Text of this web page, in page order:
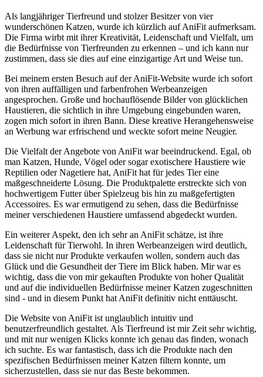
Als langjähriger ​Tierfreund und stolzer ‍Besitzer von vier
wunderschönen ⁤Katzen, ⁣wurde ich ⁣kürzlich auf‌ AniFit aufmerksam.‍
Die Firma wirbt mit ​ihrer Kreativität, Leidenschaft​ und​ Vielfalt,‍ um
⁣die Bedürfnisse von Tierfreunden zu‍ erkennen – und ich kann nur
zustimmen, ​dass ‌sie ⁣dies auf eine einzigartige Art und⁤ Weise tun.
Bei meinem⁢ ersten Besuch auf⁤ der AniFit-Website wurde ich ‍sofort
von ihren auffälligen und farbenfrohen‍ Werbeanzeigen⁤
angesprochen. Große und hochauflösende Bilder von glücklichen
⁤Haustieren, die ‌sichtlich ​in‍ ihre Umgebung⁢ eingebunden waren,
⁢zogen‌ mich sofort​ in ihren Bann.⁢ Diese kreative Herangehensweise⁤
an‌ Werbung war ⁤erfrischend und weckte⁣ sofort meine Neugier.
Die Vielfalt der Angebote von‍ AniFit war ‍beeindruckend. Egal, ob
man Katzen, Hunde, Vögel⁣ oder sogar exotischere Haustiere wie⁤
Reptilien oder ⁣Nagetiere hat, AniFit hat ⁣für ⁣jedes‌ Tier‌ eine
maßgeschneiderte ​Lösung. ⁣Die⁣ Produktpalette erstreckte sich⁢ von
hochwertigem ⁤Futter⁢ über ⁣Spielzeug bis ⁤hin zu maßgefertigten
Accessoires. Es war ‍ermutigend⁤ zu sehen,​ dass die Bedürfnisse
meiner verschiedenen Haustiere umfassend abgedeckt ​wurden.
Ein⁢ weiterer Aspekt, den ich sehr an ⁣AniFit‍ schätze, ist ​ihre‌
Leidenschaft für Tierwohl.⁤ In ihren Werbeanzeigen wird deutlich,⁣
dass ​sie nicht nur Produkte verkaufen wollen, sondern auch​ das
Glück und die Gesundheit der Tiere im Blick haben. Mir war es
wichtig, dass die von ​mir ⁤gekauften Produkte von hoher Qualität
⁢und‌ auf ⁢die individuellen Bedürfnisse meiner Katzen zugeschnitten ​
sind -‍ und in diesem Punkt hat‍ AniFit definitiv ‍nicht enttäuscht.
Die Website​ von AniFit ​ist unglaublich⁢ intuitiv‍ und ​
benutzerfreundlich gestaltet. ⁣Als Tierfreund ist mir‍ Zeit⁣ sehr ⁢wichtig,‍
und mit nur wenigen ⁣Klicks konnte ich genau ⁣das⁣ finden, ‍wonach⁢
ich suchte. ‌Es war fantastisch,‍ dass ich ​die Produkte ⁢nach den ​
spezifischen Bedürfnissen‌ meiner Katzen‌ filtern ​konnte, um
sicherzustellen, dass ⁣sie ⁤nur ⁤das Beste‍ bekommen.